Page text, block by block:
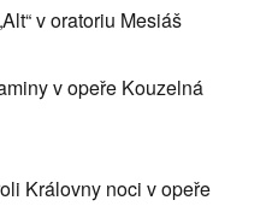
v oratoriu Mesiáš
v opeře Kouzelná
Královny noci v opeře